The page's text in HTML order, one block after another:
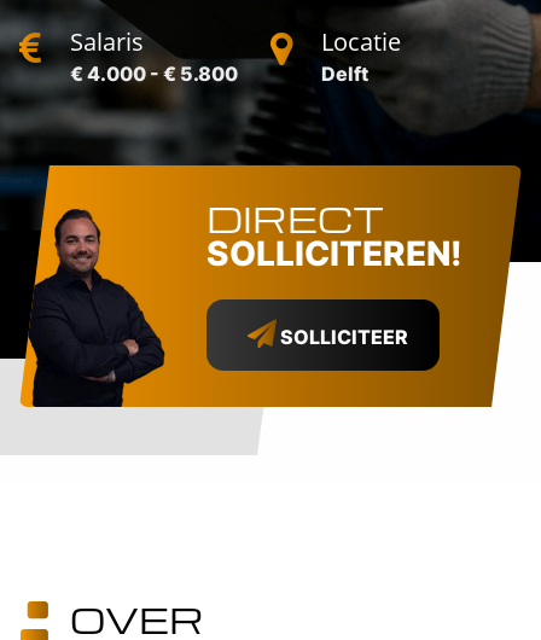
Salaris
€ 4.000 - € 5.800
Locatie
Delft
DIRECT
SOLLICITEREN!
SOLLICITEER
OVER